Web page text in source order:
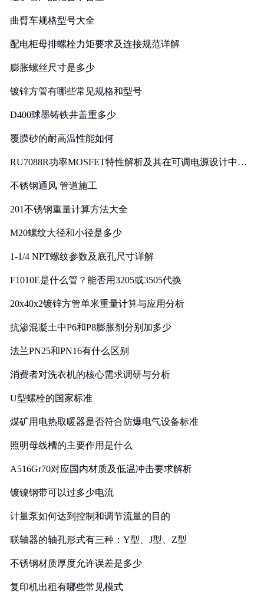
曲臂车规格型号大全
配电柜母排螺栓力矩要求及连接规范详解
膨胀螺丝尺寸是多少
镀锌方管有哪些常见规格和型号
D400球墨铸铁井盖重多少
覆膜砂的耐高温性能如何
RU7088R功率MOSFET特性解析及其在可调电源设计中的
不锈钢通风 管道施工
201不锈钢重量计算方法大全
M20螺纹大径和小径是多少
1-1/4 NPT螺纹参数及底孔尺寸详解
F1010E是什么管？能否用3205或3505代换
20x40x2镀锌方管单米重量计算与应用分析
抗渗混凝土中P6和P8膨胀剂分别加多少
法兰PN25和PN16有什么区别
消费者对洗衣机的核心需求调研与分析
U型螺栓的国家标准
煤矿用电热取暖器是否符合防爆电气设备标准
照明母线槽的主要作用是什么
A516Gr70对应国内材质及低温冲击要求解析
镀镍钢带可以过多少电流
计量泵如何达到控制和调节流量的目的
联轴器的轴孔形式有三种：Y型、J型、Z型
不锈钢材质厚度允许误差是多少
复印机出租有哪些常见模式